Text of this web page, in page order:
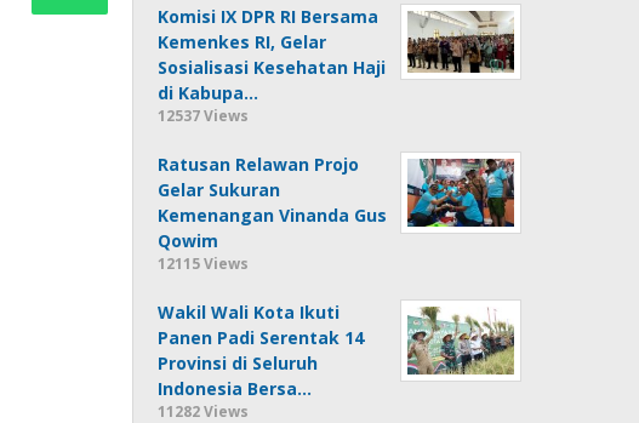
Komisi IX DPR RI Bersama
Kemenkes RI, Gelar
Sosialisasi Kesehatan Haji
di Kabupa…
12537 Views
Ratusan Relawan Projo
Gelar Sukuran
Kemenangan Vinanda Gus
Qowim
12115 Views
Wakil Wali Kota Ikuti
Panen Padi Serentak 14
Provinsi di Seluruh
Indonesia Bersa…
11282 Views